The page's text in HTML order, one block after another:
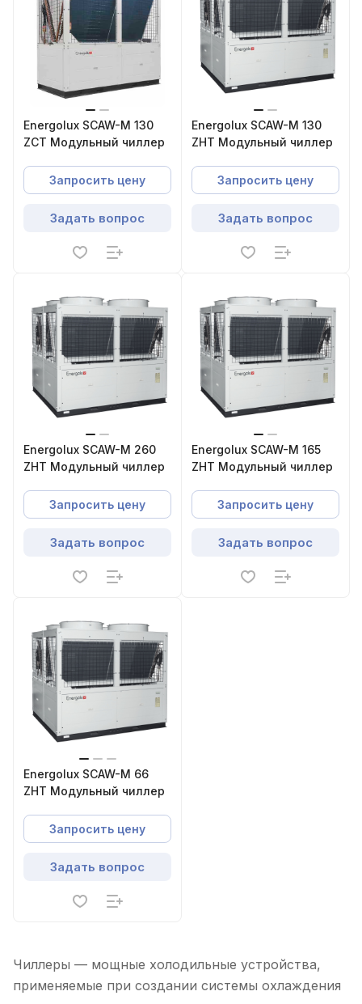
Energolux SCAW-M 130
ZCT Модульный чиллер
Запросить цену
Задать вопрос
Energolux SCAW-M 130
ZHT Модульный чиллер
Запросить цену
Задать вопрос
Energolux SCAW-M 260
ZHT Модульный чиллер
Запросить цену
Задать вопрос
Energolux SCAW-M 165
ZHT Модульный чиллер
Запросить цену
Задать вопрос
Energolux SCAW-M 66
ZHT Модульный чиллер
Запросить цену
Задать вопрос
Чиллеры — мощные холодильные устройства,
применяемые при создании системы охлаждения